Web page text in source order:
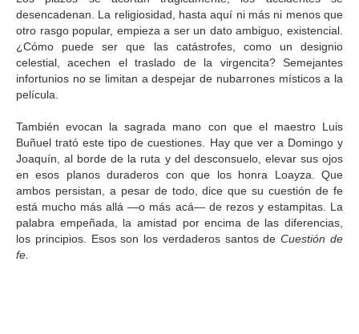
desencadenan. La religiosidad, hasta aquí ni más ni menos que
otro rasgo popular, empieza a ser un dato ambiguo, existencial.
¿Cómo puede ser que las catástrofes, como un designio
celestial, acechen el traslado de la virgencita? Semejantes
infortunios no se limitan a despejar de nubarrones místicos a la
película.
También evocan la sagrada mano con que el maestro Luis
Buñuel trató este tipo de cuestiones. Hay que ver a Domingo y
Joaquín, al borde de la ruta y del desconsuelo, elevar sus ojos
en esos planos duraderos con que los honra Loayza. Que
ambos persistan, a pesar de todo, dice que su cuestión de fe
está mucho más allá —o más acá— de rezos y estampitas. La
palabra empeñada, la amistad por encima de las diferencias,
los principios. Esos son los verdaderos santos deCuestión de
fe.